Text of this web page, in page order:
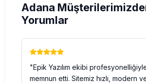
Adana
Yorumlar
"Epik Yazılım ekibi
memnun etti. Sitemiz hızlı, modern